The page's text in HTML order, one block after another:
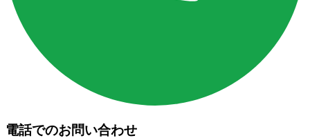
電話でのお問い合わせ